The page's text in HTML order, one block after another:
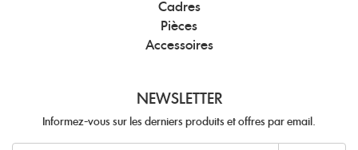
Cadres
Pièces
Accessoires
NEWSLETTER
Informez-vous sur les derniers produits et offres par email.